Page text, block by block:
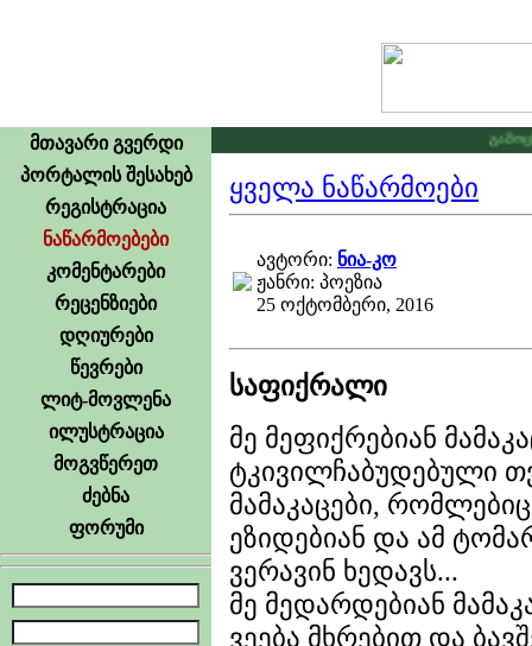
მთავარი გვერდი
პორტალის შესახებ
რეგისტრაცია
ნაწარმოებები
კომენტარები
რეცენზიები
დღიურები
წევრები
ლიტ-მოვლენა
ილუსტრაცია
მოგვწერეთ
ძებნა
ფორუმი
ყველა ნაწარმოები
ავტორი: ნია-კო
ჟანრი: პოეზია
25 ოქტომბერი, 2016
საფიქრალი
მე მეფიქრებიან
ტკივილჩაბუდებული
მამაკაცები,
ეზიდებიან და ამ
ვერავინ ხედავს...
მე მედარდებიან
ვეება მხრებით და